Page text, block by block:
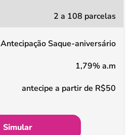
2 a 108 parcelas
Antecipação Saque-aniversário
1,79% a.m
antecipe a partir de R$50
Simular